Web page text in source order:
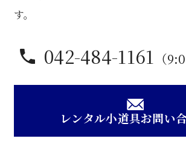
す。
042-484-1161 （
レンタル小道具お問い